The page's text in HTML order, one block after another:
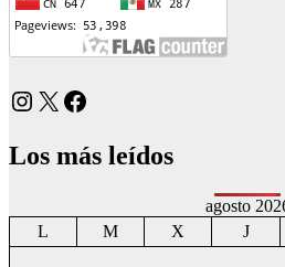
Instagram
X Facebook
Los más leídos
agosto
L
M X J